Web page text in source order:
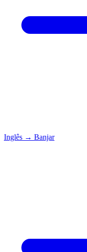
Inglês → Banjar